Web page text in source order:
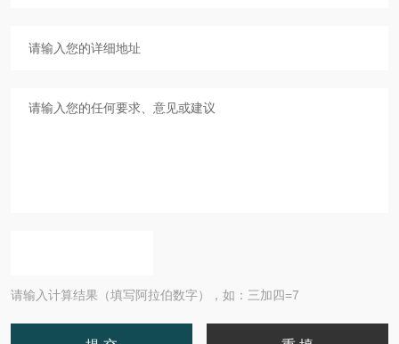
请输入计算结果（填写阿拉伯数字），如：三加四=7